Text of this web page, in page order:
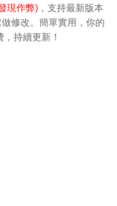
現作弊) ，支持最新版本
修改。簡單實用，你的
持續更新！